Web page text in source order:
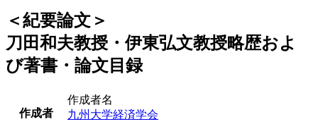
＜紀要論文＞
刀田和夫教授・伊東弘文教授略歴およ
び著書・論文目録
作成者
作成者名
九州大学経済学会